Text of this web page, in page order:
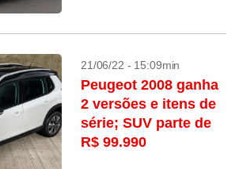
21/06/22 - 15:09min
Peugeot 2008 ganha
2 versões e itens de
série; SUV parte de
R$ 99.990